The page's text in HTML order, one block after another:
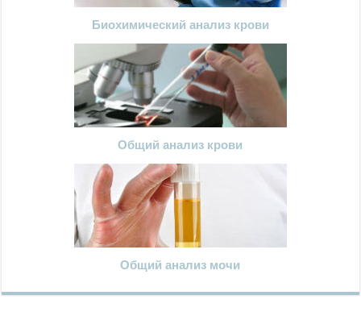
Биохимический анализ крови
Общий анализ крови
Общий анализ мочи